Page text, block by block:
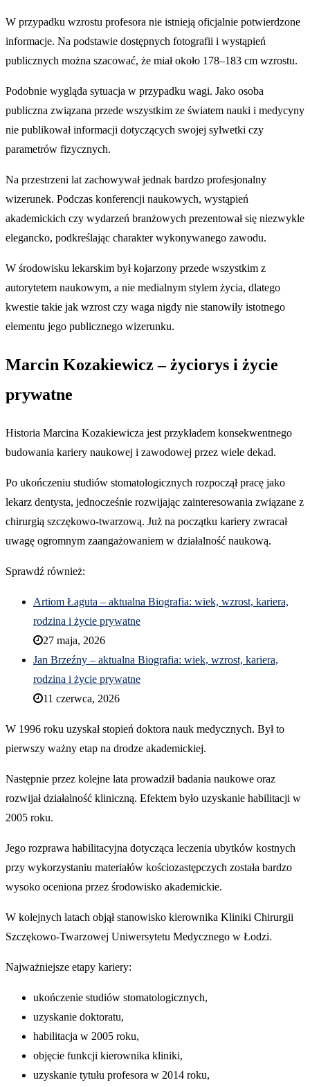
W przypadku wzrostu profesora nie istnieją oficjalnie potwierdzone
informacje. Na podstawie dostępnych fotografii i wystąpień
publicznych można szacować, że miał około 178–183 cm wzrostu.
Podobnie wygląda sytuacja w przypadku wagi. Jako osoba
publiczna związana przede wszystkim ze światem nauki i medycyny
nie publikował informacji dotyczących swojej sylwetki czy
parametrów fizycznych.
Na przestrzeni lat zachowywał jednak bardzo profesjonalny
wizerunek. Podczas konferencji naukowych, wystąpień
akademickich czy wydarzeń branżowych prezentował się niezwykle
elegancko, podkreślając charakter wykonywanego zawodu.
W środowisku lekarskim był kojarzony przede wszystkim z
autorytetem naukowym, a nie medialnym stylem życia, dlatego
kwestie takie jak wzrost czy waga nigdy nie stanowiły istotnego
elementu jego publicznego wizerunku.
Marcin Kozakiewicz – życiorys i życie
prywatne
Historia Marcina Kozakiewicza jest przykładem konsekwentnego
budowania kariery naukowej i zawodowej przez wiele dekad.
Po ukończeniu studiów stomatologicznych rozpoczął pracę jako
lekarz dentysta, jednocześnie rozwijając zainteresowania związane z
chirurgią szczękowo-twarzową. Już na początku kariery zwracał
uwagę ogromnym zaangażowaniem w działalność naukową.
Sprawdź również:
Artiom Łaguta – aktualna Biografia: wiek, wzrost, kariera,
rodzina i życie prywatne
27 maja, 2026
Jan Brzeźny – aktualna Biografia: wiek, wzrost, kariera,
rodzina i życie prywatne
11 czerwca, 2026
W 1996 roku uzyskał stopień doktora nauk medycznych. Był to
pierwszy ważny etap na drodze akademickiej.
Następnie przez kolejne lata prowadził badania naukowe oraz
rozwijał działalność kliniczną. Efektem było uzyskanie habilitacji w
2005 roku.
Jego rozprawa habilitacyjna dotycząca leczenia ubytków kostnych
przy wykorzystaniu materiałów kościozastępczych została bardzo
wysoko oceniona przez środowisko akademickie.
W kolejnych latach objął stanowisko kierownika Kliniki Chirurgii
Szczękowo-Twarzowej Uniwersytetu Medycznego w Łodzi.
Najważniejsze etapy kariery:
ukończenie studiów stomatologicznych,
uzyskanie doktoratu,
habilitacja w 2005 roku,
objęcie funkcji kierownika kliniki,
uzyskanie tytułu profesora w 2014 roku,